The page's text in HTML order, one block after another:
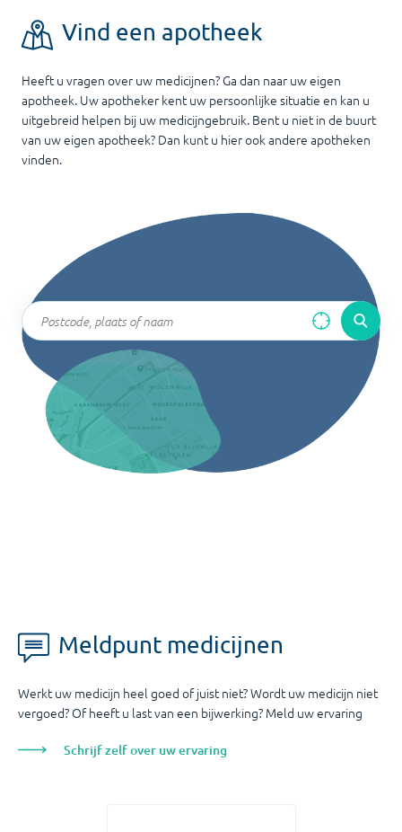
Vind een apotheek
Heeft u vragen over uw medicijnen? Ga dan naar uw eigen
apotheek. Uw apotheker kent uw persoonlijke situatie en kan u
uitgebreid helpen bij uw medicijngebruik. Bent u niet in de buurt
van uw eigen apotheek? Dan kunt u hier ook andere apotheken
vinden.
Meldpunt medicijnen
Werkt uw medicijn heel goed of juist niet? Wordt uw medicijn niet
vergoed? Of heeft u last van een bijwerking? Meld uw ervaring
Schrijf zelf over uw ervaring